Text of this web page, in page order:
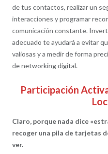
de tus contactos, realizar un
interacciones y programar
comunicación constante.
adecuado te ayudará a evitar
valiosas y a medir de forma
de networking digital.
Participación
Claro, porque nada dice
recoger una pila de tarjetas
ver.